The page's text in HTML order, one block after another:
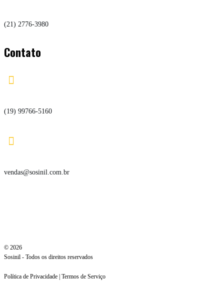
(21) 2776-3980
Contato

(19) 99766-5160

vendas@sosinil.com.br
© 2026
Sosinil - Todos os direitos reservados
Política de Privacidade | Termos de Serviço